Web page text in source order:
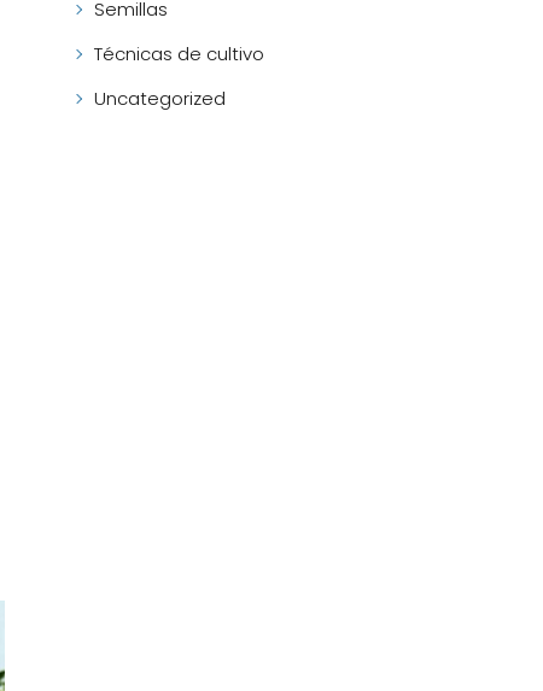
Semillas
Técnicas de cultivo
Uncategorized